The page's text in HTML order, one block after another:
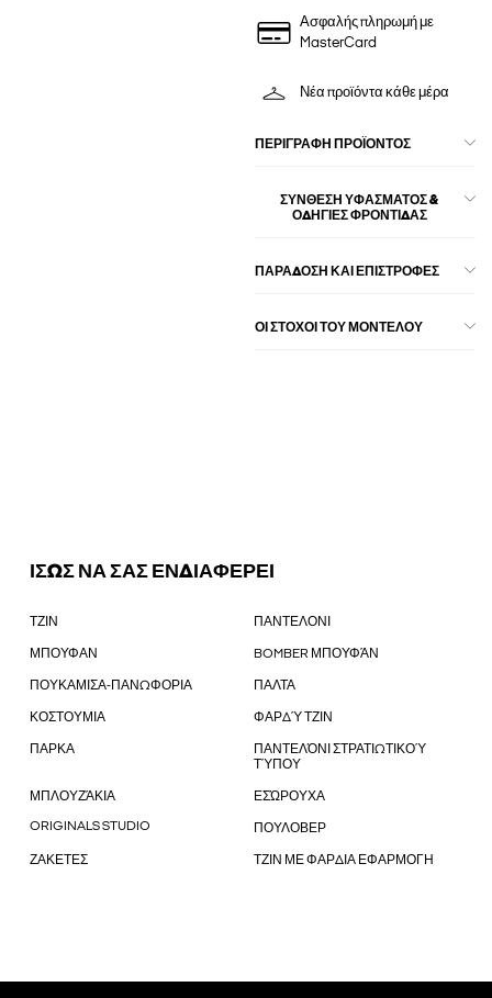
Ασφαλής πληρωμή με
MasterCard
Νέα προϊόντα κάθε μέρα
ΠΕΡΙΓΡΑΦΉ ΠΡΟΪΌΝΤΟΣ
ΣΎΝΘΕΣΗ ΥΦΆΣΜΑΤΟΣ &
ΟΔΗΓΊΕΣ ΦΡΟΝΤΊΔΑΣ
ΠΑΡΑΔΟΣΗ ΚΑΙ ΕΠΙΣΤΡΟΦΕΣ
ΟΙ ΣΤΌΧΟΙ ΤΟΥ ΜΟΝΤΈΛΟΥ
ΙΣΩΣ ΝΑ ΣΑΣ ΕΝΔΙΑΦΕΡΕΙ
ΤΖΙΝ ΠΑΝΤΕΛΟΝΙ
ΜΠΟΥΦΑΝ BOMBER ΜΠΟΥΦΆΝ
ΠΟΥΚΑΜΙΣΑ-ΠΑΝΩΦΟΡΙΑ ΠΑΛΤΑ
ΚΟΣΤΟΥΜΙΑ ΦΑΡΔΎ ΤΖΙΝ
ΠΑΡΚΑ
ΠΑΝΤΕΛΌΝΙ ΣΤΡΑΤΙΩΤΙΚΟΎ
ΤΎΠΟΥ
ΜΠΛΟΥΖΆΚΙΑ ΕΣΏΡΟΥΧΑ
ORIGINALS STUDIO ΠΟΥΛΟΒΕΡ
ΖΑΚΕΤΕΣ ΤΖΙΝ ΜΕ ΦΑΡΔΙΑ ΕΦΑΡΜΟΓΗ